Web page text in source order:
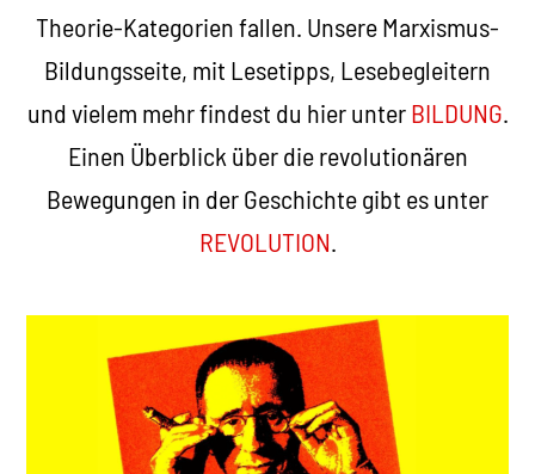
Theorie-Kategorien fallen. Unsere Marxismus-
Bildungsseite, mit Lesetipps, Lesebegleitern
und vielem mehr findest du hier unterBILDUNG.
Einen Überblick über die revolutionären
Bewegungen in der Geschichte gibt es unter
REVOLUTION.